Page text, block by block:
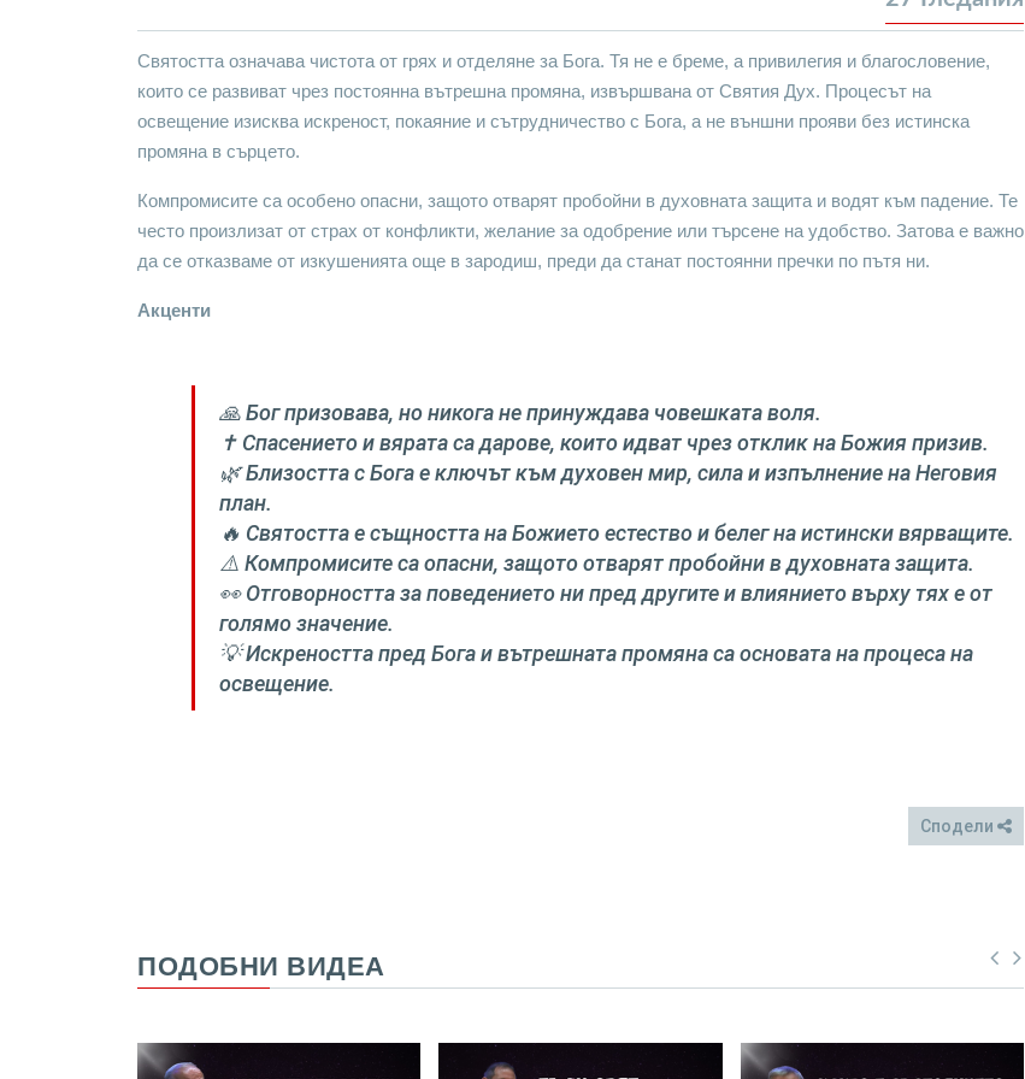
Святостта означава чистота от грях и отделяне за Бога. Тя не е бреме, а привилегия и благословение,
които се развиват чрез постоянна вътрешна промяна, извършвана от Святия Дух. Процесът на
освещение изисква искреност, покаяние и сътрудничество с Бога, а не външни прояви без истинска
промяна в сърцето.
Компромисите са особено опасни, защото отварят пробойни в духовната защита и водят към падение. Те
често произлизат от страх от конфликти, желание за одобрение или търсене на удобство. Затова е важно
да се отказваме от изкушенията още в зародиш, преди да станат постоянни пречки по пътя ни.
Акценти
🙏 Бог призовава, но никога не принуждава човешката воля.
✝️ Спасението и вярата са дарове, които идват чрез отклик на Божия призив.
🌿 Близостта с Бога е ключът към духовен мир, сила и изпълнение на Неговия
план.
🔥 Святостта е същността на Божието естество и белег на истински вярващите.
⚠️ Компромисите са опасни, защото отварят пробойни в духовната защита.
👀 Отговорността за поведението ни пред другите и влиянието върху тях е от
голямо значение.
💡 Искреността пред Бога и вътрешната промяна са основата на процеса на
освещение.
Сподели
ПОДОБНИ ВИДЕА